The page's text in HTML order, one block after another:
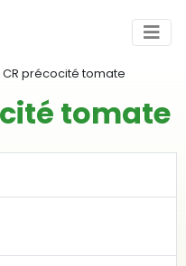
CR précocité tomate
tomate